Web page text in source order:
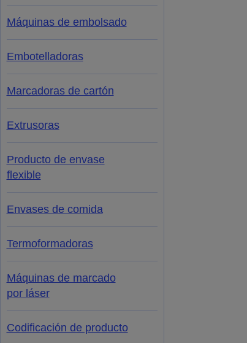
Máquinas de embolsado
Embotelladoras
Marcadoras de cartón
Extrusoras
Producto de envase
flexible
Envases de comida
Termoformadoras
Máquinas de marcado
por láser
Codificación de producto